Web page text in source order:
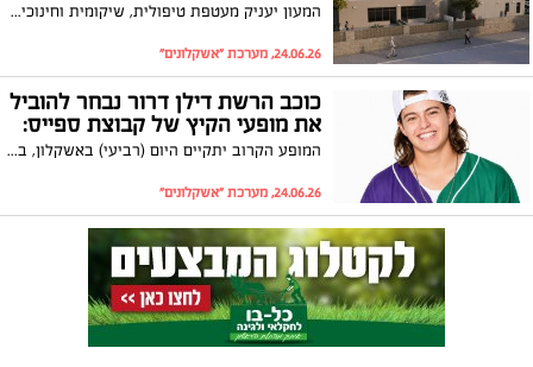
המעון יעניק מעטפת טיפולית, שיקומית וחינוכית לפעוטות בגילאי חצי שנה עד שלוש במקום אחד
24.06.26, מערכת "אשקלונים"
כוכב הרשת דילן דרור נבחר להוביל
את מופעי הקיץ של קבוצת ספייס:
המופע הקרוב יתקיים היום (רביעי) באשקלון, בשעה 17:30, בסניף קאנטרי קלאב ספייס (ברנע). הכניסה להופעה למנויים בלבד
24.06.26, מערכת "אשקלונים"